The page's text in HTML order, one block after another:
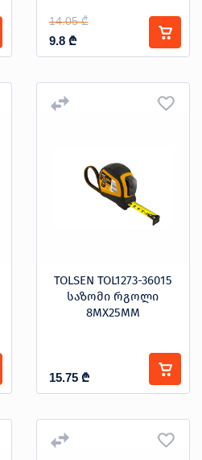
14.05 ₾
9.8 ₾
TOLSEN TOL1273-36015
საზომი რგოლი
8MX25MM
15.75 ₾